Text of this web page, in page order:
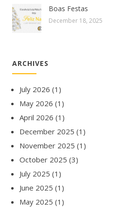
Boas Festas
December 18, 2025
ARCHIVES
July 2026 (1)
May 2026 (1)
April 2026 (1)
December 2025 (1)
November 2025 (1)
October 2025 (3)
July 2025 (1)
June 2025 (1)
May 2025 (1)